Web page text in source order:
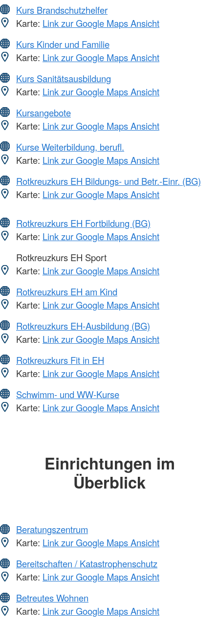
Kurs Brandschutzhelfer
Karte: Link zur Google Maps Ansicht
Kurs Kinder und Familie
Karte: Link zur Google Maps Ansicht
Kurs Sanitätsausbildung
Karte: Link zur Google Maps Ansicht
Kursangebote
Karte: Link zur Google Maps Ansicht
Kurse Weiterbildung, berufl.
Karte: Link zur Google Maps Ansicht
Rotkreuzkurs EH Bildungs- und Betr.-Einr. (BG)
Karte: Link zur Google Maps Ansicht
Rotkreuzkurs EH Fortbildung (BG)
Karte: Link zur Google Maps Ansicht
Rotkreuzkurs EH Sport
Karte: Link zur Google Maps Ansicht
Rotkreuzkurs EH am Kind
Karte: Link zur Google Maps Ansicht
Rotkreuzkurs EH-Ausbildung (BG)
Karte: Link zur Google Maps Ansicht
Rotkreuzkurs Fit in EH
Karte: Link zur Google Maps Ansicht
Schwimm- und WW-Kurse
Karte: Link zur Google Maps Ansicht
Einrichtungen im
Überblick
Beratungszentrum
Karte: Link zur Google Maps Ansicht
Bereitschaften / Katastrophenschutz
Karte: Link zur Google Maps Ansicht
Betreutes Wohnen
Karte: Link zur Google Maps Ansicht